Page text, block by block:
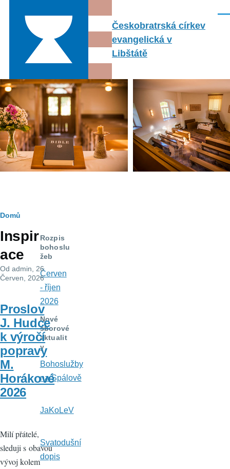
Českobratrská církev
evangelická v
Libštátě
Drobečková
navigace
Domů
Inspir
ace
Od admin , 26
Červen, 2026
Proslov
J. Hudce
k výročí
popravy
M.
Horákové
2026
Milí přátelé,
sleduji s obavou
vývoj kolem
Rozpis
bohoslu
žeb
Červen
- říjen
2026
Nové
sborové
aktualit
y
Bohoslužby
na Spálově
JaKoLeV
Svatodušní
dopis